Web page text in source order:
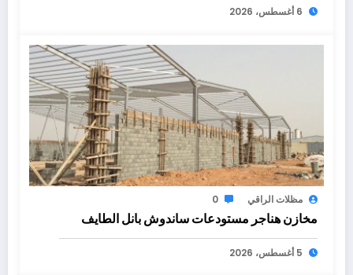
6 أغسطس، 2026
مظلات الراقي 0
مخازن هناجر مستودعات ساندوش بانل الطايف
5 أغسطس، 2026